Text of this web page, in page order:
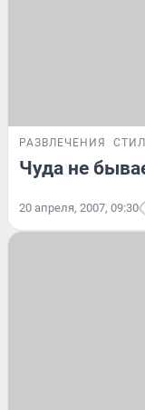
РАЗВЛЕЧЕНИЯ
Чуда не
20 апреля, 2007, 09:30